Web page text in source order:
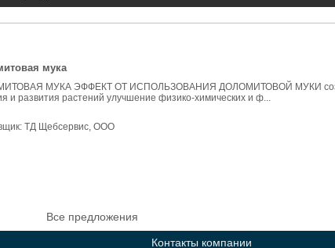
мука
МУКА ЭФФЕКТ ОТ ИСПОЛЬЗОВАНИЯ ДОЛОМИТОВОЙ МУКИ
и развития растений улучшение физико-химических и ф...
ТД Щебсервис, ООО
Все предложения
Контакты компании